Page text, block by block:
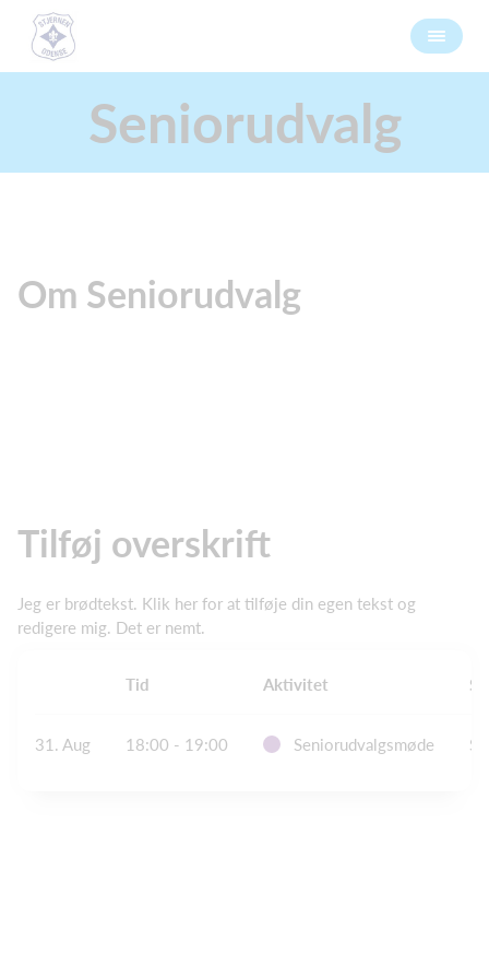
Seniorudvalg
Om Seniorudvalg
Tilføj overskrift
Jeg er brødtekst. Klik her for at tilføje din egen tekst og
redigere mig. Det er nemt.
Tid Aktivitet
31. Aug 18:00 - 19:00 Seniorudvalgsmøde